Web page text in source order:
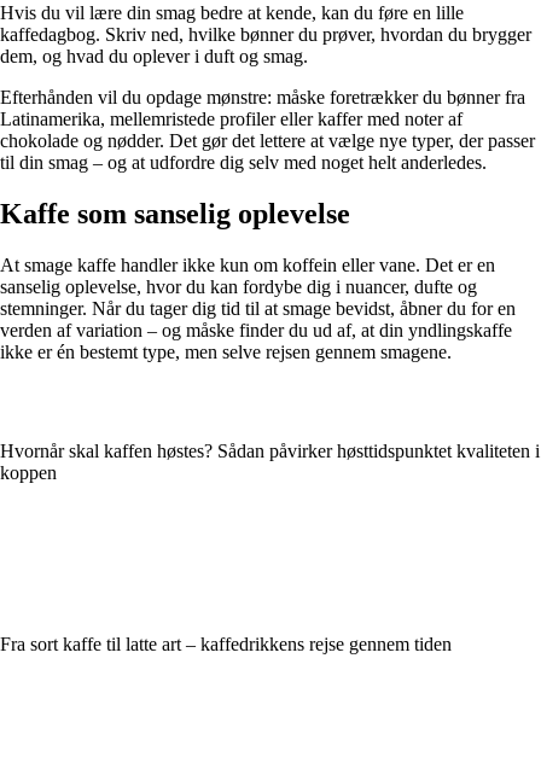
Hvis du vil lære din smag bedre at kende, kan du føre en lille
kaffedagbog. Skriv ned, hvilke bønner du prøver, hvordan du brygger
dem, og hvad du oplever i duft og smag.
Efterhånden vil du opdage mønstre: måske foretrækker du bønner fra
Latinamerika, mellemristede profiler eller kaffer med noter af
chokolade og nødder. Det gør det lettere at vælge nye typer, der passer
til din smag – og at udfordre dig selv med noget helt anderledes.
Kaffe som sanselig oplevelse
At smage kaffe handler ikke kun om koffein eller vane. Det er en
sanselig oplevelse, hvor du kan fordybe dig i nuancer, dufte og
stemninger. Når du tager dig tid til at smage bevidst, åbner du for en
verden af variation – og måske finder du ud af, at din yndlingskaffe
ikke er én bestemt type, men selve rejsen gennem smagene.
Hvornår skal kaffen høstes? Sådan påvirker høsttidspunktet kvaliteten i
koppen
Fra sort kaffe til latte art – kaffedrikkens rejse gennem tiden